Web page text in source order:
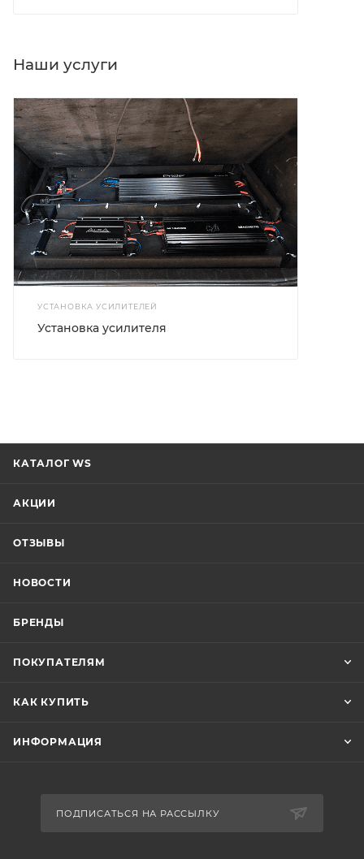
Наши услуги
УСТАНОВКА УСИЛИТЕЛЕЙ
Установка усилителя
КАТАЛОГ WS
АКЦИИ
ОТЗЫВЫ
НОВОСТИ
БРЕНДЫ
ПОКУПАТЕЛЯМ
КАК КУПИТЬ
ИНФОРМАЦИЯ
ПОДПИСАТЬСЯ НА РАССЫЛКУ